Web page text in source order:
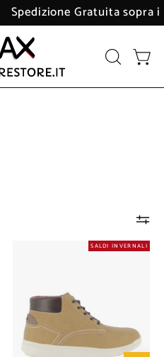
Spedizione Gratuita
APRI
Apri
Sneakers
Uomo
-
Cuoio
SALDI INVERNALI